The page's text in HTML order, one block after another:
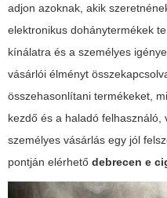
adjon azoknak, akik
elektronikus dohánytermékek
kínálatra és a személyes
vásárlói élményt
összehasonlítani termékeket,
kezdő és a haladó
személyes vásárlás egy jól
pontján elérhető debrecen e